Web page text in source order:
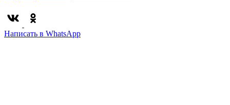
Написать в WhatsApp